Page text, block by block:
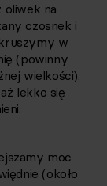
oliwek na
czosnek i
w
(powinny
wielkości).
lekko się
moc
(około